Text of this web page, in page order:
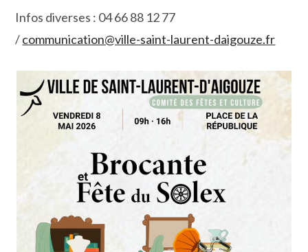
Infos diverses : 04 66 88 12 77
/communication@ville-saint-laurent-daigouze.fr